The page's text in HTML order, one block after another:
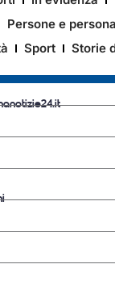
Persone e
Sport Storie